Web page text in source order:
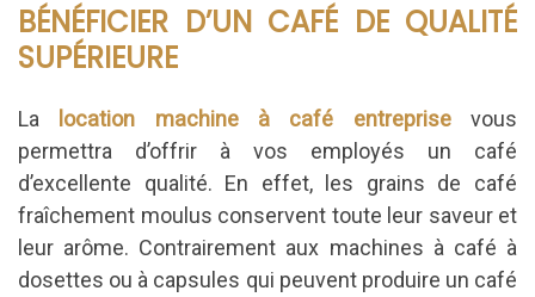
BÉNÉFICIER D’UN CAFÉ DE QUALITÉ
SUPÉRIEURE
La location machine à café entreprisevous
permettra d’offrir à vos employés un café
d’excellente qualité. En effet, les grains de café
fraîchement moulus conservent toute leur saveur et
leur arôme. Contrairement aux machines à café à
dosettes ou à capsules qui peuvent produire un café